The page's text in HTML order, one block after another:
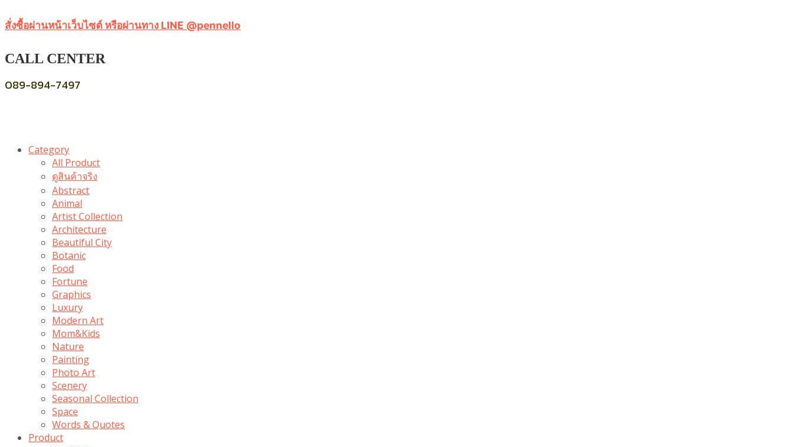
สั่งซื้อผ่านหน้าเว็บไซต์ หรือผ่านทาง LINE @pennello
CALL CENTER
089-894-7497
Category
All Product
ดูสินค้าจริง
Abstract
Animal
Artist Collection
Architecture
Beautiful City
Botanic
Food
Fortune
Graphics
Luxury
Modern Art
Mom&Kids
Nature
Painting
Photo Art
Scenery
Seasonal Collection
Space
Words & Quotes
Product